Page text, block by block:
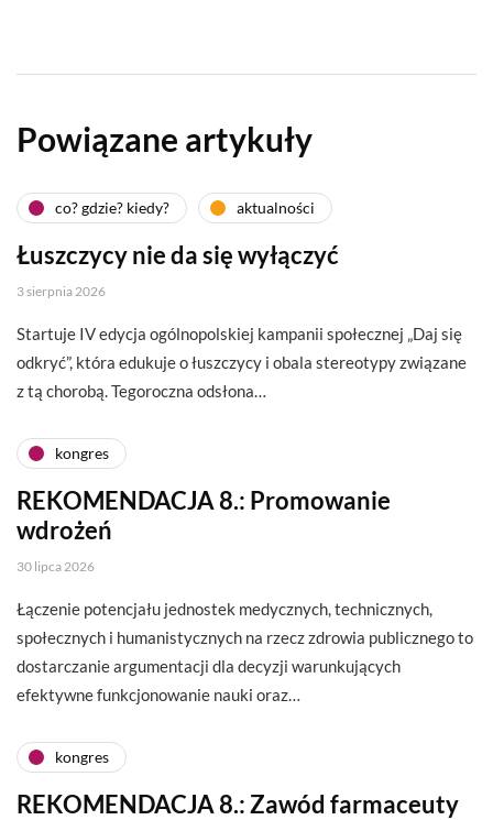
Powiązane artykuły
co? gdzie? kiedy? aktualności
Łuszczycy nie da się wyłączyć
3 sierpnia 2026
Startuje IV edycja ogólnopolskiej kampanii społecznej „Daj się
odkryć”, która edukuje o łuszczycy i obala stereotypy związane
z tą chorobą. Tegoroczna odsłona…
kongres
REKOMENDACJA 8.: Promowanie
wdrożeń
30 lipca 2026
Łączenie potencjału jednostek medycznych, technicznych,
społecznych i humanistycznych na rzecz zdrowia publicznego to
dostarczanie argumentacji dla decyzji warunkujących
efektywne funkcjonowanie nauki oraz…
kongres
REKOMENDACJA 8.: Zawód farmaceuty